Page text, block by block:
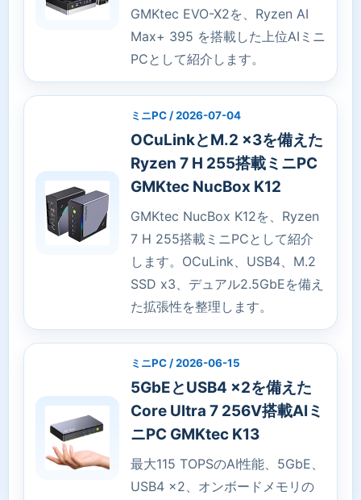
GMKtec EVO-X2を、Ryzen AI
Max+ 395 を搭載した上位AIミニ
PCとして紹介します。
ミニPC / 2026-07-04
OCuLinkとM.2 x3を備えた
Ryzen 7 H 255搭載ミニPC
GMKtec NucBox K12
GMKtec NucBox K12を、Ryzen
7 H 255搭載ミニPCとして紹介
します。OCuLink、USB4、M.2
SSD x3、デュアル2.5GbEを備え
た拡張性を整理します。
ミニPC / 2026-06-15
5GbEとUSB4 x2を備えた
Core Ultra 7 256V搭載AIミ
ニPC GMKtec K13
最大115 TOPSのAI性能、5GbE、
USB4 x2、オンボードメモリの